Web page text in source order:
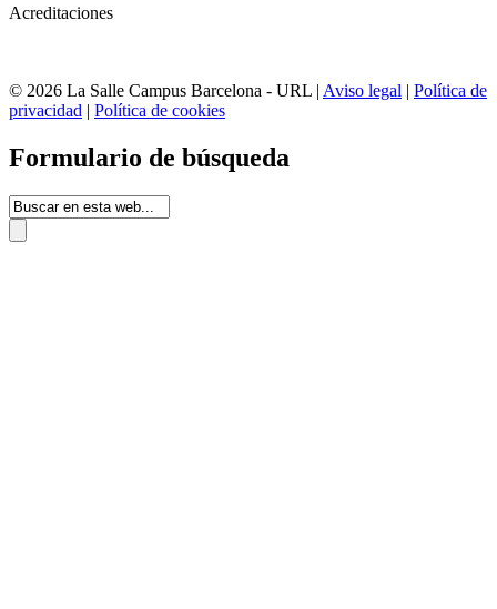
Acreditaciones
© 2026 La Salle Campus Barcelona - URL | Aviso legal | Política de
privacidad | Política de cookies
Formulario de búsqueda